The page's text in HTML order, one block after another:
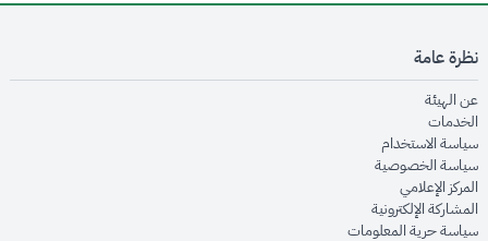
نظرة عامة
عن الهيئةopens in new window
الخدماتopens in new window
سياسة الاستخدام
سياسة الخصوصيةopens in new window
المركز الإعلاميopens in new window
المشاركة الإلكترونيةopens in new window
سياسة حرية المعلوماتopens in new window